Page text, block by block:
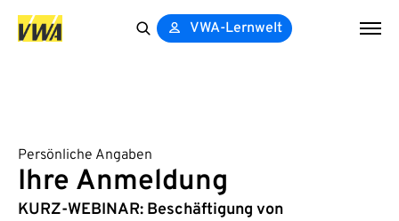
VWA-Lernwelt
Persönliche Angaben
Ihre Anmeldung
KURZ-WEBINAR: Beschäftigung von